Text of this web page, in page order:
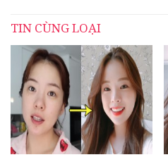
TIN CÙNG LOẠI